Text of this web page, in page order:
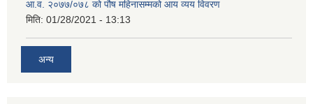
आ.व. २०७७/०७८ को पौष महिनासम्मको आय व्यय विवरण
मिति: 01/28/2021 - 13:13
अन्य